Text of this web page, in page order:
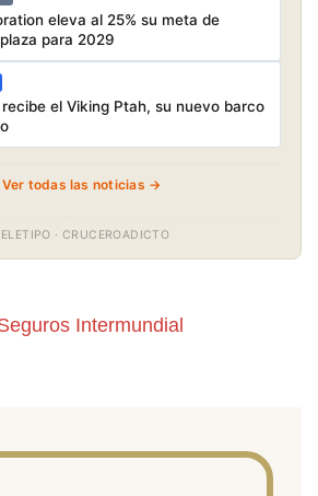
eleva al 25% su meta de
para 2029
el Viking Ptah, su nuevo barco
Ver todas las noticias →
· CRUCEROADICTO